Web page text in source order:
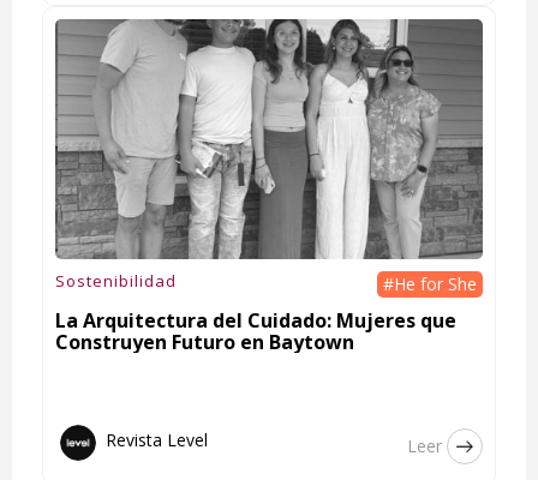
Sostenibilidad #He for She
La Arquitectura del Cuidado: Mujeres que
Construyen Futuro en Baytown
Revista Level Leer